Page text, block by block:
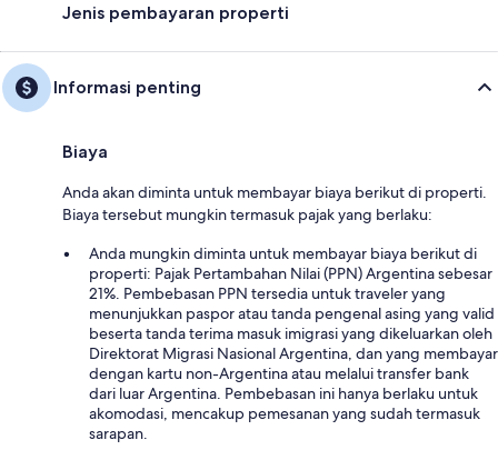
Jenis pembayaran properti
Informasi penting
Biaya
Anda akan diminta untuk membayar biaya berikut di properti.
Biaya tersebut mungkin termasuk pajak yang berlaku:
Anda mungkin diminta untuk membayar biaya berikut di
properti: Pajak Pertambahan Nilai (PPN) Argentina sebesar
21%. Pembebasan PPN tersedia untuk traveler yang
menunjukkan paspor atau tanda pengenal asing yang valid
beserta tanda terima masuk imigrasi yang dikeluarkan oleh
Direktorat Migrasi Nasional Argentina, dan yang membayar
dengan kartu non-Argentina atau melalui transfer bank
dari luar Argentina. Pembebasan ini hanya berlaku untuk
akomodasi, mencakup pemesanan yang sudah termasuk
sarapan.